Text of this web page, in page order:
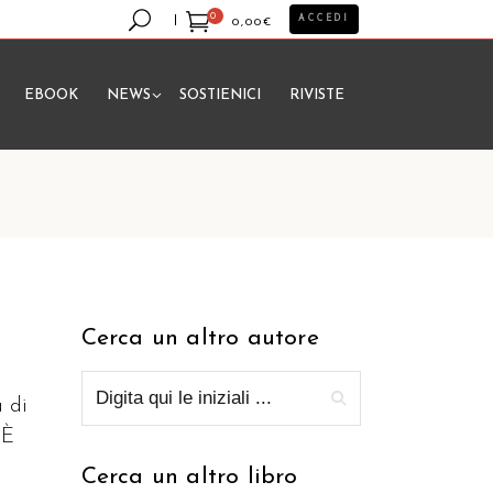
0
0,00€
prodotto nel carrello.
ACCEDI
EBOOK NEWS SOSTIENICI RIVISTE
di
Cerca un altro autore
Cerca un altro libro